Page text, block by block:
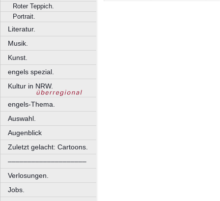
Roter Teppich.
Portrait.
Literatur.
Musik.
Kunst.
engels spezial.
Kultur in NRW.
engels-Thema.
Auswahl.
Augenblick
Zuletzt gelacht: Cartoons.
––––––––––––––––––––
Verlosungen.
Jobs.